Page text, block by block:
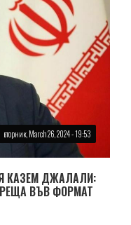
вторник, March 26, 2024 - 19:53
КАЗЕМ ДЖАЛАЛИ:
ВЪВ ФОРМАТ